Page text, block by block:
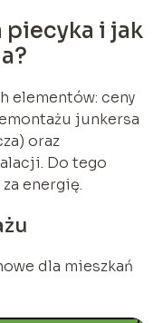
piecyka i jak
elementów: ceny
junkersa
oraz
Do tego
energię.
dla mieszkań